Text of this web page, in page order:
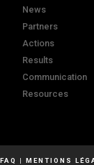
News
Partners
Actions
Results
Communication
Resources
FAQ | MENTIONS